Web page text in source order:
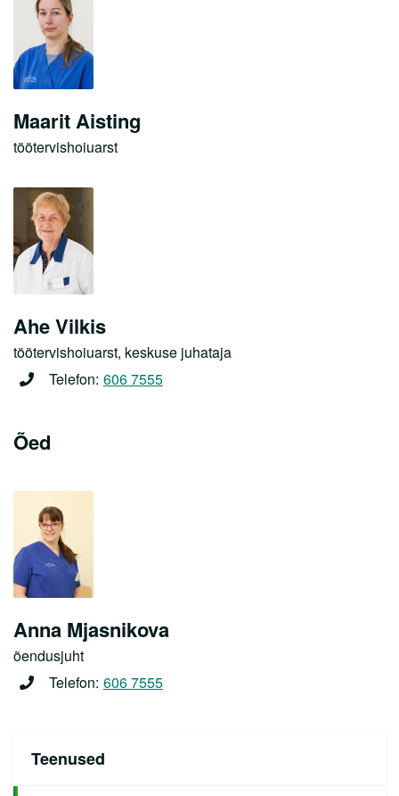
Silmakliinik
Õendusabikliinik
Patsiendi infomaterjalid
Tasulised teenused
Tervisepaketid
Ukraina sõjapõgenikele
Abiks lahkunu omastele
Partnerile
Karjäär
Kontakt
Maarit Aisting
töötervishoiuarst
Ahe Vilkis
töötervishoiuarst, keskuse juhataja
Telefon: 606 7555
Õed
Anna Mjasnikova
õendusjuht
Telefon: 606 7555
Teenused